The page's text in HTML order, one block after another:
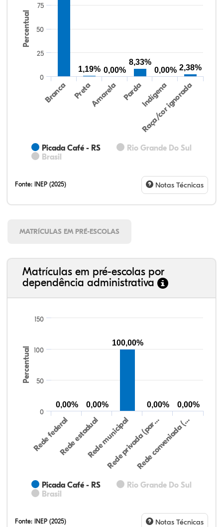
Percentual
Picada Café - RS
Rio Grande Do Sul
Brasil
Branca PretaAmarela PardaIndígena
Raça/cor ignorada
0
25
50
75
1,19% 0,00%
8,33%
0,00% 2,38%
Fonte: INEP (2025) Notas Técnicas
MATRÍCULAS EM PRÉ-ESCOLAS
Matrículas em pré-escolas por
dependência administrativa
Percentual
Picada Café - RS
Rio Grande Do Sul
Brasil
Rede federalRede estadualRede municipal
Rede privada (par…Rede conveniada (…
0
50
100
150
0,00% 0,00%
100,00%
0,00% 0,00%
Fonte: INEP (2025) Notas Técnicas